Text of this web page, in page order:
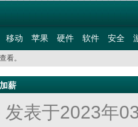
移动 苹果 硬件 软件 安全
查看。
薪
发表于2023年